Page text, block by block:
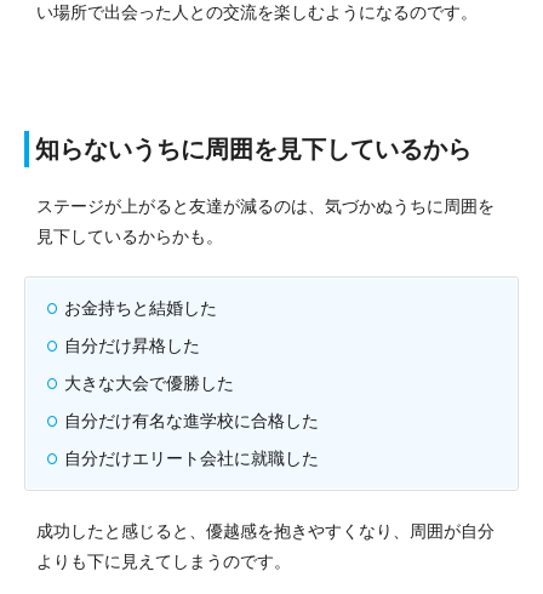
い場所で出会った人との交流を楽しむようになるのです。
知らないうちに周囲を見下しているから
ステージが上がると友達が減るのは、気づかぬうちに周囲を
見下しているからかも。
お金持ちと結婚した
自分だけ昇格した
大きな大会で優勝した
自分だけ有名な進学校に合格した
自分だけエリート会社に就職した
成功したと感じると、優越感を抱きやすくなり、周囲が自分
よりも下に見えてしまうのです。